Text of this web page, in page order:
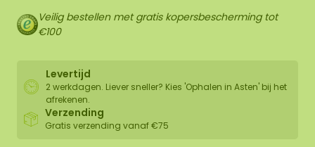
Veilig bestellen met gratis kopersbescherming tot
€100
Levertijd
2 werkdagen. Liever sneller? Kies 'Ophalen in Asten' bij het
afrekenen.
Verzending
Gratis verzending vanaf €75